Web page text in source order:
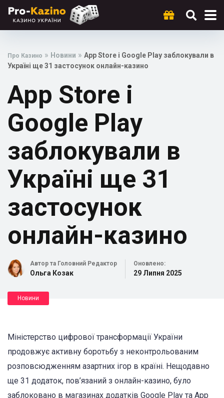
Про Казино » Новини » App Store і Google Play заблокували в
Україні ще 31 застосунок онлайн-казино
App Store і
Google Play
заблокували в
Україні ще 31
застосунок
онлайн-казино
Автор та Головний Редактор
Ольга Козак
Оновлено:
29 Липня 2025
Новини
Міністерство цифрової трансформації України
продовжує активну боротьбу з неконтрольованим
розповсюдженням азартних ігор в країні. Нещодавно
ще 31 додаток, пов’язаний з онлайн-казино, було
заблоковано в магазинах додатків Google Play та App